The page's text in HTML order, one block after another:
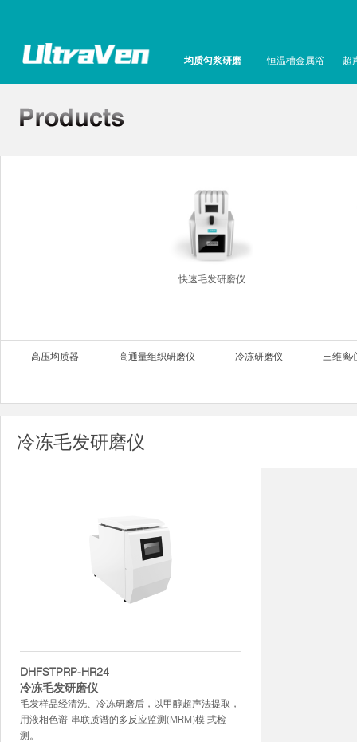
均质匀浆研磨 恒温槽金属浴 超
快速毛发研磨仪
高压均质器 高通量组织研磨仪 冷冻研磨仪 三维离
冷冻毛发研磨仪
DHFSTPRP-HR24
冷冻毛发研磨仪
毛发样品经清洗、冷冻研磨后，以甲醇超声法提取，
用液相色谱-串联质谱的多反应监测(MRM)模 式检
测。